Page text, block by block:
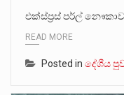
එක්ස්ප්‍රස් පර්ල්
READ MORE
Posted in දේශීය